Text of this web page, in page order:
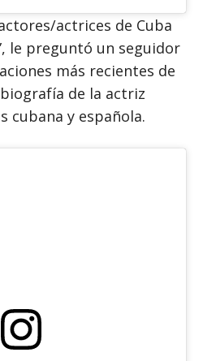
actrices de Cuba
le preguntó un seguidor
más recientes de
de la actriz
cubana y española.